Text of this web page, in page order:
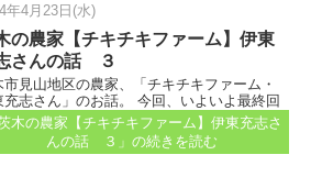
年4月23日(水)
の農家【チキチキファーム】伊東
さんの話 ３
市見山地区の農家、「チキチキファーム・
充志さん」のお話。 今回、いよいよ最終回
。 ＜茨木の農家【チキチキファーム】伊東
さんの話１＞ ＜茨木の農家【チキチキファ
】伊東充志さんの話２＞ 会社を辞め、「農
茨木の農家【チキチキファーム】伊東充志さ
んの話 ３」の続きを読む